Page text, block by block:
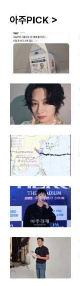
아주PICK >